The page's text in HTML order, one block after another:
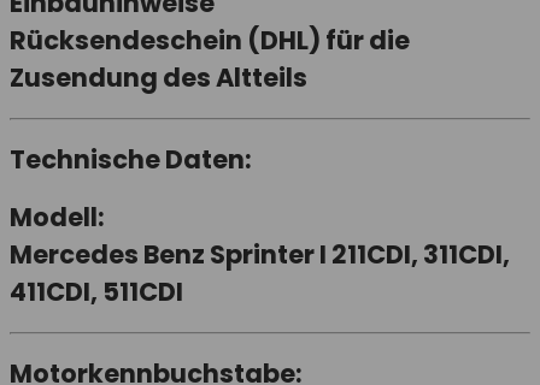
Rücksendeschein (DHL) für die
Zusendung des Altteils
Technische Daten:
Modell:
Mercedes Benz Sprinter I 211CDI, 311CDI,
411CDI, 511CDI
Motorkennbuchstabe: